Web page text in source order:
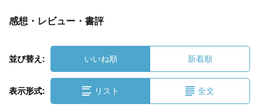
感想・レビュー・書評
並び替え: いいね順 新着順
表示形式: リスト 全文